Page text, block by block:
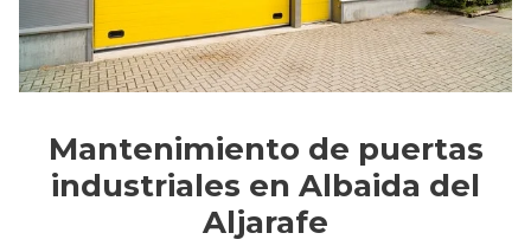
Mantenimiento de puertas
industriales en Albaida del
Aljarafe